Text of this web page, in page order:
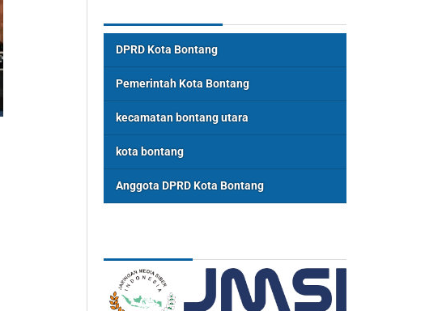
DPRD Kota Bontang
Pemerintah Kota Bontang
kecamatan bontang utara
kota bontang
Anggota DPRD Kota Bontang